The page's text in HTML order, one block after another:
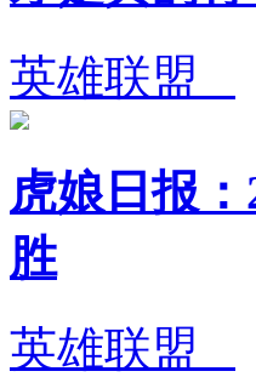
英雄联盟
虎娘日报
胜
英雄联盟